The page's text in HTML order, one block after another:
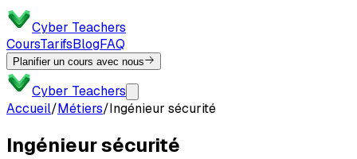
Cyber Teachers
CoursTarifsBlogFAQ
Planifier un cours avec nous
Cyber Teachers
Accueil/Métiers/Ingénieur sécurité
Ingénieur sécurité